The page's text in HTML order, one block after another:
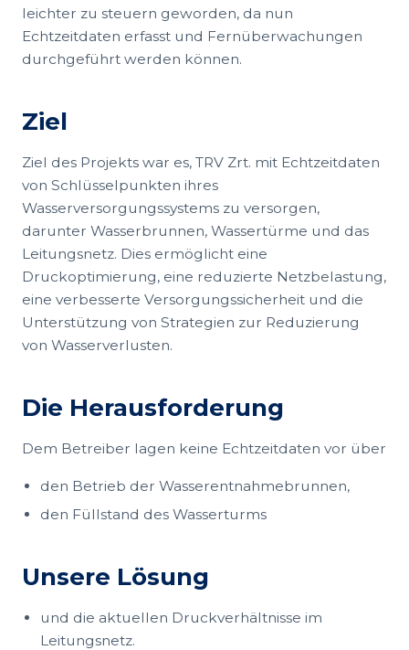
leichter zu steuern geworden, da nun
Echtzeitdaten erfasst und Fernüberwachungen
durchgeführt werden können.
Ziel
Ziel des Projekts war es, TRV Zrt. mit Echtzeitdaten
von Schlüsselpunkten ihres
Wasserversorgungssystems zu versorgen,
darunter Wasserbrunnen, Wassertürme und das
Leitungsnetz. Dies ermöglicht eine
Druckoptimierung, eine reduzierte Netzbelastung,
eine verbesserte Versorgungssicherheit und die
Unterstützung von Strategien zur Reduzierung
von Wasserverlusten.
Die Herausforderung
Dem Betreiber lagen keine Echtzeitdaten vor über
den Betrieb der Wasserentnahmebrunnen,
den Füllstand des Wasserturms
Unsere Lösung
und die aktuellen Druckverhältnisse im
Leitungsnetz.